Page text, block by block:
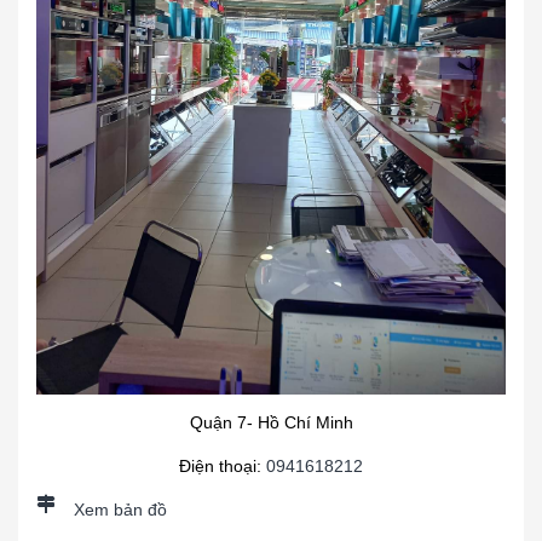
Quận 7- Hồ Chí Minh
Điện thoại: 0941618212
Xem bản đồ